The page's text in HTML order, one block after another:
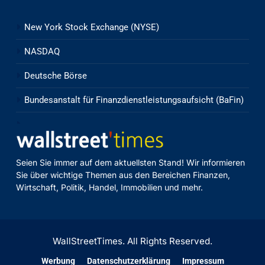
New York Stock Exchange (NYSE)
NASDAQ
Deutsche Börse
Bundesanstalt für Finanzdienstleistungsaufsicht (BaFin)
Seien Sie immer auf dem aktuellsten Stand! Wir informieren
Sie über wichtige Themen aus den Bereichen Finanzen,
Wirtschaft, Politik, Handel, Immobilien und mehr.
WallStreetTimes. All Rights Reserved.
Werbung Datenschutzerklärung Impressum